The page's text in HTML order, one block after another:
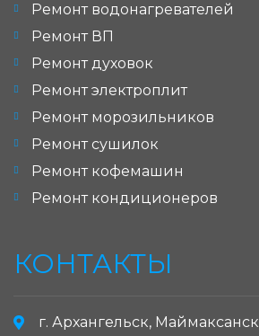
Ремонт водонагревателей
Ремонт ВП
Ремонт духовок
Ремонт электроплит
Ремонт морозильников
Ремонт сушилок
Ремонт кофемашин
Ремонт кондиционеров
КОНТАКТЫ
г. Архангельск,